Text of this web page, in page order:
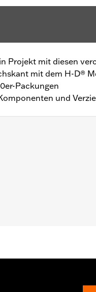
Projekt mit diesen
mit dem H-D®
Packungen
und